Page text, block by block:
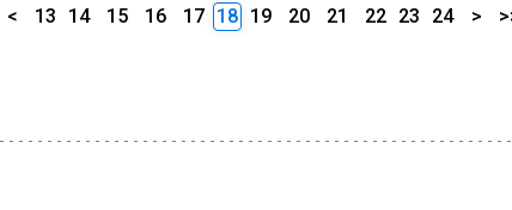
< 13 14 15 16 17 18 19 20 21 22 23 24 >